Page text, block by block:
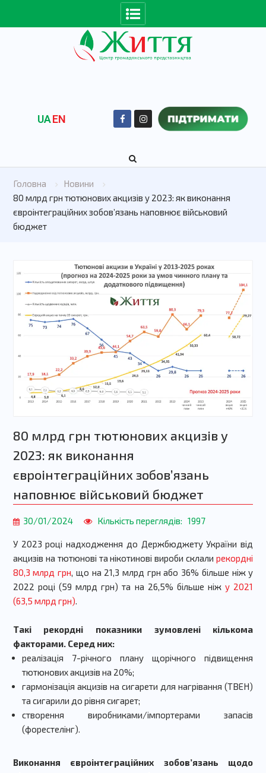
UAEN
Головна
Новини
80 млрд грн тютюнових акцизів у 2023: як виконання
євроінтеграційних зобовʼязань наповнює військовий
бюджет
80 млрд грн тютюнових акцизів у
2023: як виконання
євроінтеграційних зобовʼязань
наповнює військовий бюджет
30/01/2024 Кількість переглядів: 1997
У 2023 році надходження до Держбюджету України від
акцизів на тютюнові та нікотинові вироби склалирекордні
80,3 млрд грн, що на 21,3 млрд грн або 36% більше ніж у
2022 році (59 млрд грн) та на 26,5% більше ніжу 2021
(63,5 млрд грн).
Такі рекордні показники зумовлені кількома
факторами. Серед них:
реалізація 7-річного плану щорічного підвищення
тютюнових акцизів на 20%;
гармонізація акцизів на сигарети для нагрівання (ТВЕН)
та сигарили до рівня сигарет;
створення виробниками/імпортерами запасів
(форестелінг).
Виконання євроінтеграційних зобов’язань щодо